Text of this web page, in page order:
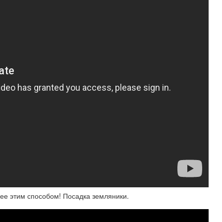
этим способом! Посадка земляники.